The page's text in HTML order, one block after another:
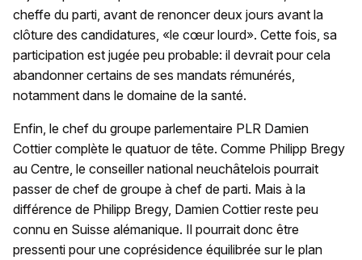
cheffe du parti, avant de renoncer deux jours avant la
clôture des candidatures, «le cœur lourd». Cette fois, sa
participation est jugée peu probable: il devrait pour cela
abandonner certains de ses mandats rémunérés,
notamment dans le domaine de la santé.
Enfin, le chef du groupe parlementaire PLR Damien
Cottier complète le quatuor de tête. Comme Philipp Bregy
au Centre, le conseiller national neuchâtelois pourrait
passer de chef de groupe à chef de parti. Mais à la
différence de Philipp Bregy, Damien Cottier reste peu
connu en Suisse alémanique. Il pourrait donc être
pressenti pour une coprésidence équilibrée sur le plan